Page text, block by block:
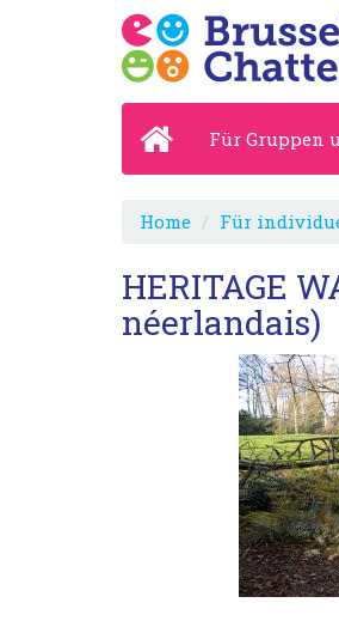
Für Gruppen
Home Für
HERITAGE
néerlandais)